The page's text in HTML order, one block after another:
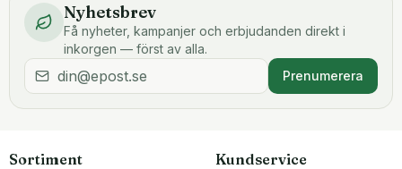
Nyhetsbrev
Få nyheter, kampanjer och erbjudanden direkt i
inkorgen — först av alla.
Prenumerera
Sortiment Kundservice